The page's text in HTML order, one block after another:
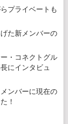
プライベートも
た新メンバーの
・コネクトグル
にインタビュ
ンバーに現在の
！